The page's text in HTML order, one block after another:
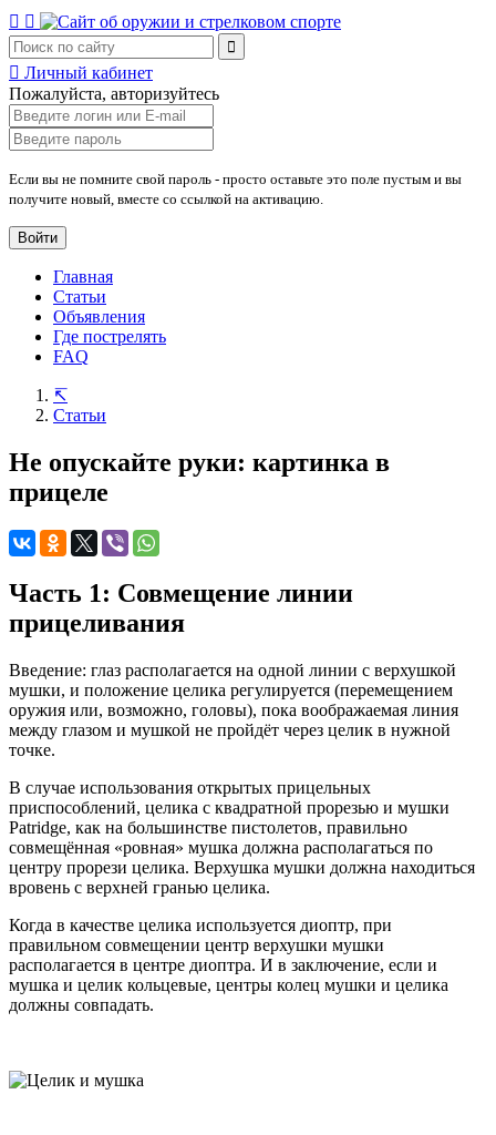
Личный кабинет
Пожалуйста, авторизуйтесь
Если вы не помните свой пароль - просто оставьте это поле пустым и вы
получите новый, вместе со ссылкой на активацию.
Войти
Главная
Статьи
Объявления
Где пострелять
FAQ
Статьи
Не опускайте руки: картинка в
прицеле
Часть 1: Совмещение линии
прицеливания
Введение: глаз располагается на одной линии с верхушкой
мушки, и положение целика регулируется (перемещением
оружия или, возможно, головы), пока воображаемая линия
между глазом и мушкой не пройдёт через целик в нужной
точке.
В случае использования открытых прицельных
приспособлений, целика с квадратной прорезью и мушки
Patridge, как на большинстве пистолетов, правильно
совмещённая «ровная» мушка должна располагаться по
центру прорези целика. Верхушка мушки должна находиться
вровень с верхней гранью целика.
Когда в качестве целика используется диоптр, при
правильном совмещении центр верхушки мушки
располагается в центре диоптра. И в заключение, если и
мушка и целик кольцевые, центры колец мушки и целика
должны совпадать.